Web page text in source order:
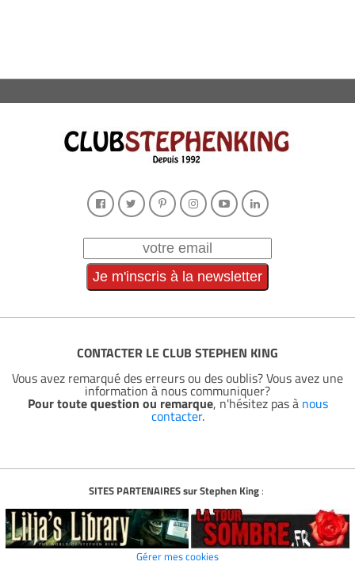
CONTACTER LE CLUB STEPHEN KING
Vous avez remarqué des erreurs ou des oublis? Vous avez une
information à nous communiquer?
Pour toute question ou remarque, n'hésitez pas à nous
contacter.
SITES PARTENAIRES sur Stephen King:
Gérer mes cookies